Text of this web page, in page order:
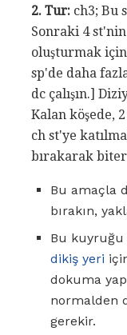
2. Tur: ch3; Bu
Sonraki 4 st'nin
oluşturmak
sp'de daha
dc çalışın.]
Kalan köşede,
ch st'ye
bırakarak
Bu amaçla
bırakın,
Bu
dikiş yeri
dokuma
normalden
gerekir.